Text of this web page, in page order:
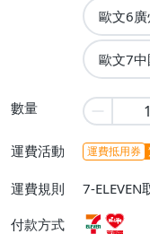
歐文6
歐文7
數量
運費活動 運費抵用券
運費規則
7-
貨付款【
付款方式